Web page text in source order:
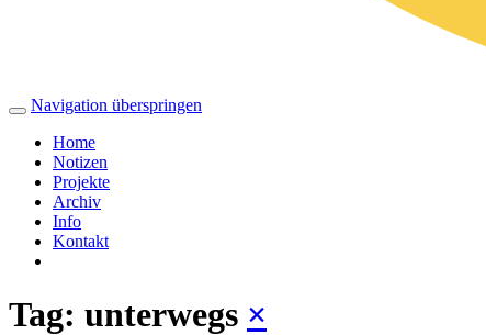
Navigation überspringen
Home
Notizen
Projekte
Archiv
Info
Kontakt
Tag: unterwegs ×